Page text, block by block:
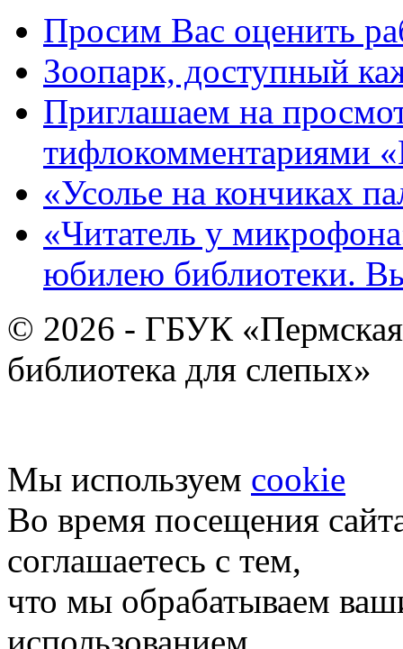
Просим Вас оценить
Зоопарк, доступный
Приглашаем на
тифлокомментариями
«Усолье на кончиках
«Читатель у
юбилею библиотеки.
© 2026 - ГБУК «Пермская
библиотека для слепых»
Мы используем cookie
Во время посещения
соглашаетесь с тем,
что мы обрабатываем
использованием